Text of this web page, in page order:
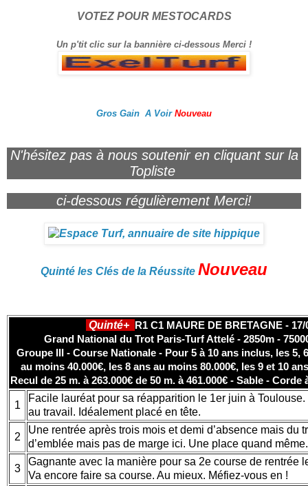
VOTEZ POUR MESTOCARDS
Un p'tit clic sur la bannière ci-dessous Merci !
Gros Gain A Voir Nouveau
N'hésitez pas à nous soutenir en cliquant sur la
Topliste
ci-dessous régulièrement Merci!
Quinté les Clés de la Réussite Nouveau
Quinté+ R1 C1 MAURE DE BRETAGNE - 17/
Grand National du Trot Paris-Turf Attelé - 2850m -
Groupe III - Course Nationale - Pour 5 à 10 ans inclus, les 5,
au moins 40.000€, les 8 ans au moins 80.000€, les 9 et 10
Recul de 25 m. à 263.000€ de 50 m. à 461.000€ - Sable -
1
Facile lauréat pour sa réapparition le 1er juin à
au travail. Idéalement placé en tête.
2
Une rentrée après trois mois et demi d’absence mais du
d’emblée mais pas de marge ici. Une place quand
3
Gagnante avec la manière pour sa 2e course de rentrée
Va encore faire sa course. Au mieux. Méfiez-vous en !